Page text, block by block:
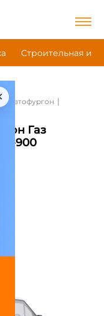
Строительная и
автофургон |
Газ
900